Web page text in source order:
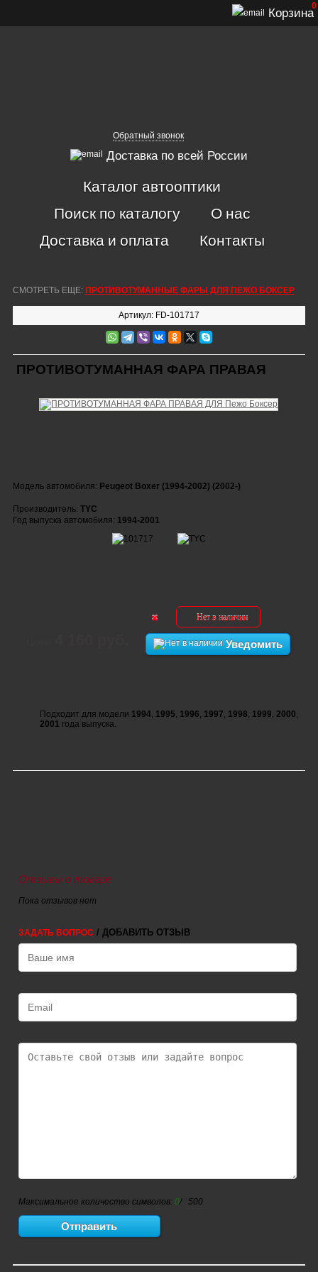
Обратный звонок
Доставка по всей России
Корзина
0
Каталог автооптики
Поиск по каталогу
О нас
Доставка и оплата
Контакты
СМОТРЕТЬ ЕЩЕ: ПРОТИВОТУМАННЫЕ ФАРЫ ДЛЯ ПЕЖО БОКСЕР
Артикул: FD-101717
ПРОТИВОТУМАННАЯ ФАРА ПРАВАЯ
Модель автомобиля: Peugeot Boxer (1994-2002) (2002-)
Производитель: TYC
Год выпуска автомобиля: 1994-2001
Нет в наличии
Уведомить
Подходит для модели 1994, 1995, 1996, 1997, 1998, 1999, 2000,
2001 года выпуска.
Отзывы о товаре
Пока отзывов нет
ЗАДАТЬ ВОПРОС / ДОБАВИТЬ ОТЗЫВ
Максимальное количество символов: 0/ 500